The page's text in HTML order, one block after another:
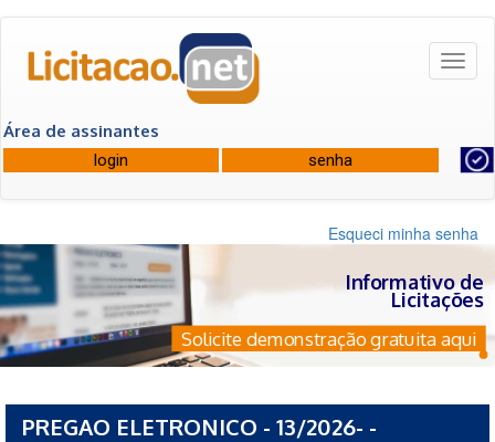
Área de assinantes
Esqueci minha senha
Informativo de
Licitações
Solicite demonstração gratuita aqui
PREGAO ELETRONICO - 13/2026- -